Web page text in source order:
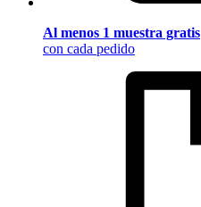
Al menos 1 muestra gratis
con cada pedido